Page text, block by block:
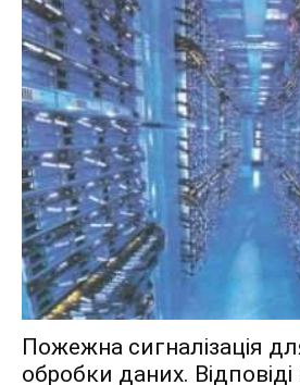
Пожежна сигналізація
обробки даних.